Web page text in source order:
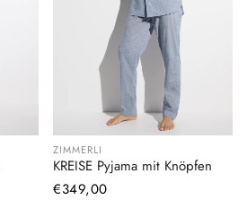
ZIMMERLI
KREISE Pyjama mit Knöpfen
Normaler
€349,00